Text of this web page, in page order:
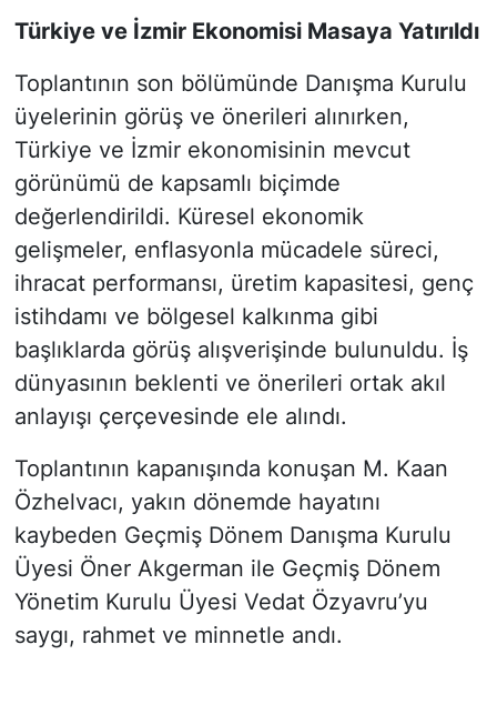
Türkiye ve İzmir Ekonomisi Masaya Yatırıldı
Toplantının son bölümünde Danışma Kurulu
üyelerinin görüş ve önerileri alınırken,
Türkiye ve İzmir ekonomisinin mevcut
görünümü de kapsamlı biçimde
değerlendirildi. Küresel ekonomik
gelişmeler, enflasyonla mücadele süreci,
ihracat performansı, üretim kapasitesi, genç
istihdamı ve bölgesel kalkınma gibi
başlıklarda görüş alışverişinde bulunuldu. İş
dünyasının beklenti ve önerileri ortak akıl
anlayışı çerçevesinde ele alındı.
Toplantının kapanışında konuşan M. Kaan
Özhelvacı, yakın dönemde hayatını
kaybeden Geçmiş Dönem Danışma Kurulu
Üyesi Öner Akgerman ile Geçmiş Dönem
Yönetim Kurulu Üyesi Vedat Özyavru’yu
saygı, rahmet ve minnetle andı.